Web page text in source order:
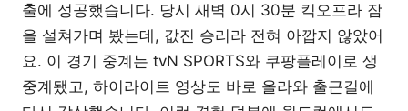
출에 성공했습니다. 당시 새벽 0시 30분 킥오프라 잠
을 설쳐가며 봤는데, 값진 승리라 전혀 아깝지 않았어
요. 이 경기 중계는 tvN SPORTS와 쿠팡플레이로 생
중계됐고, 하이라이트 영상도 바로 올라와 출근길에